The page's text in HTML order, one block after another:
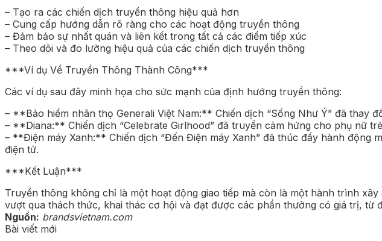
– Tạo ra các chiến dịch truyền thông hiệu quả hơn
– Cung cấp hướng dẫn rõ ràng cho các hoạt động truyền thông
– Đảm bảo sự nhất quán và liên kết trong tất cả các điểm tiếp xúc
– Theo dõi và đo lường hiệu quả của các chiến dịch truyền thông
***Ví dụ Về Truyền Thông Thành Công***
Các ví dụ sau đây minh họa cho sức mạnh của định hướng truyền thông:
– **Bảo hiểm nhân thọ Generali Việt Nam:** Chiến dịch “Sống Như Ý” đã thay
– **Diana:** Chiến dịch “Celebrate Girlhood” đã truyền cảm hứng cho phụ nữ
– **Điện máy Xanh:** Chiến dịch “Đến Điện máy Xanh” đã thúc đẩy hành động
điện tử.
***Kết Luận***
Truyền thông không chỉ là một hoạt động giao tiếp mà còn là một hành trình
vượt qua thách thức, khai thác cơ hội và đạt được các phần thưởng có giá trị, từ
Nguồn: brandsvietnam.com
Bài viết mới